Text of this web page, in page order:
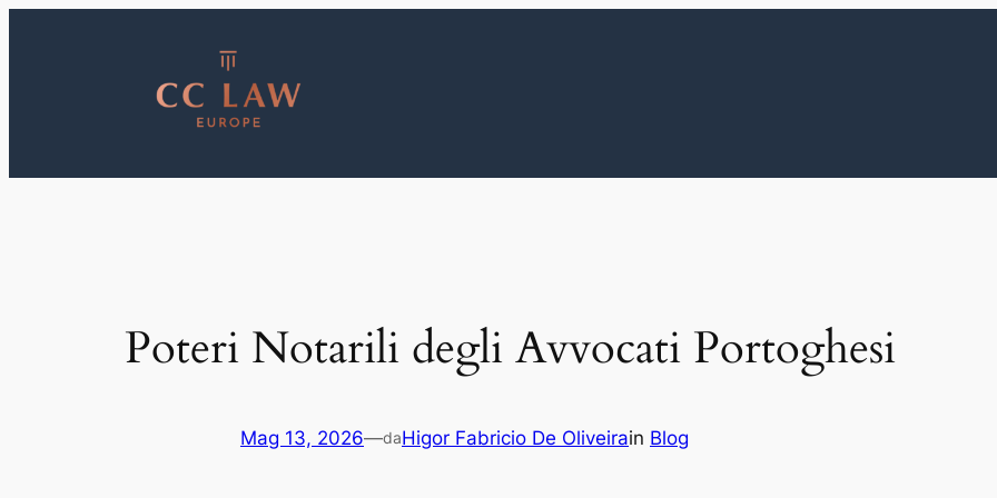
Poteri Notarili degli Avvocati Portoghesi
Mag 13, 2026—daHigor Fabricio De Oliveirain Blog